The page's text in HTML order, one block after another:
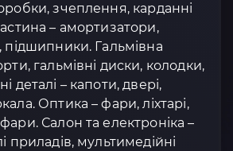
зчеплення, карданні
– амортизатори,
підшипники. Гальмівна
гальмівні диски, колодки,
деталі – капоти, двері,
Оптика – фари, ліхтарі,
Салон та електроніка –
приладів, мультимедійні